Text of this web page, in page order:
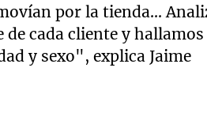
por la tienda...
cada cliente y hallamos
y sexo", explica Jaime